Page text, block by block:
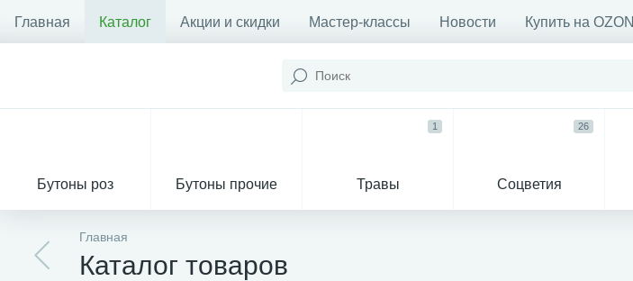
Главная Каталог Акции и скидки Мастер-классы Новости Купить на OZON
Бутоны роз Бутоны прочие Травы
1
Соцветия
26
Главная
Каталог товаров